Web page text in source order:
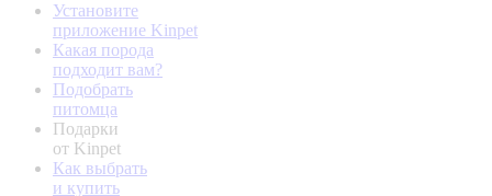
Установите
приложение Kinpet
Какая порода
подходит вам?
Подобрать
питомца
Подарки
от Kinpet
Как выбрать
и купить